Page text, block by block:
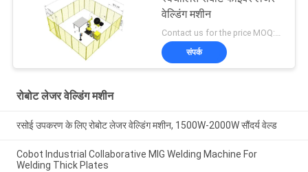
वेल्डिंग मशीन
Contact us for the price MOQ:1 सेट
संपर्क
रोबोट लेजर वेल्डिंग मशीन
रसोई उपकरण के लिए रोबोट लेजर वेल्डिंग मशीन, 1500W-2000W सौंदर्य वेल्ड
Cobot Industrial Collaborative MIG Welding Machine For
Welding Thick Plates